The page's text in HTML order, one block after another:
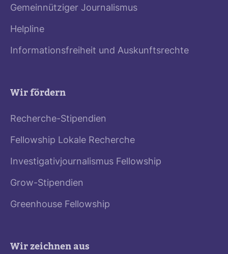
Gemeinnütziger Journalismus
Helpline
Informationsfreiheit und Auskunftsrechte
Wir fördern
Recherche-Stipendien
Fellowship Lokale Recherche
Investigativjournalismus Fellowship
Grow-Stipendien
Greenhouse Fellowship
Wir zeichnen aus